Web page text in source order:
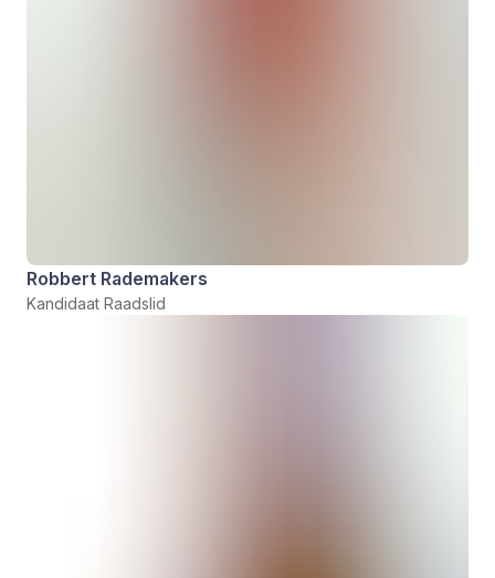
Robbert Rademakers
Kandidaat Raadslid